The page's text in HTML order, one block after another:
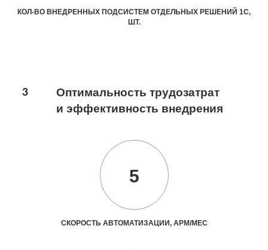
КОЛ-ВО ВНЕДРЕННЫХ ПОДСИСТЕМ ОТДЕЛЬНЫХ РЕШЕНИЙ 1С,
ШТ.
3
Оптимальность трудозатрат
и эффективность внедрения
5
СКОРОСТЬ АВТОМАТИЗАЦИИ, АРМ/МЕС